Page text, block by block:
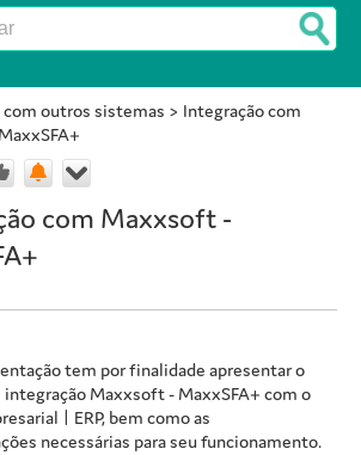
outros sistemas > Integração com
com Maxxsoft -
tem por finalidade apresentar o
integração Maxxsoft - MaxxSFA+ com o
| ERP, bem como as
necessárias para seu funcionamento.